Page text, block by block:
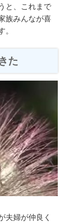
と、これまで
族みんなが喜
。
た
夫婦が仲良く